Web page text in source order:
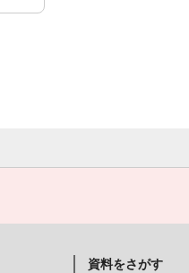
資料をさがす